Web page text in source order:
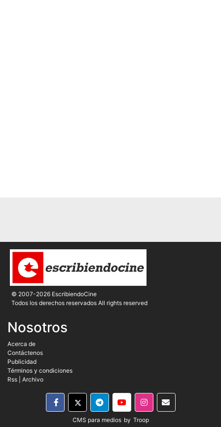
© 2007-2026 EscribiendoCine
Todos los derechos reservados All rights reserved
Nosotros
Acerca de
Contáctenos
Publicidad
Términos y condiciones
Rss
Archivo
CMS para medios by Troop